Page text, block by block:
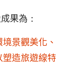
果為：
景觀美化、
造旅遊線特